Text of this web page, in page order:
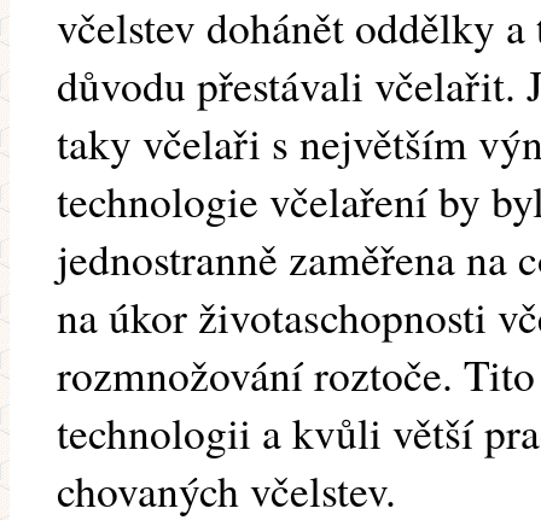
včelstev dohánět oddělky
důvodu přestávali
taky včelaři s největším
technologie včelaření by
jednostranně zaměřena na
na úkor životaschopnosti
rozmnožování roztoče.
technologii a kvůli větší
chovaných včelstev.